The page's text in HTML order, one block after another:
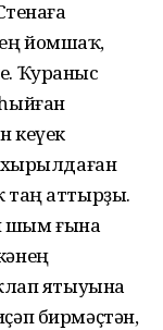
йомшаҡ,
Ҡураныс
кеүек
хырылдаған
аттырҙы.
шым ғына
ятыуына
бирмәҫтән,